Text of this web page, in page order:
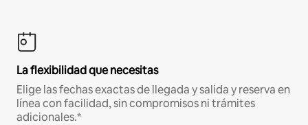
La flexibilidad que necesitas
Elige las fechas exactas de llegada y salida y reserva en
línea con facilidad, sin compromisos ni trámites
adicionales.*